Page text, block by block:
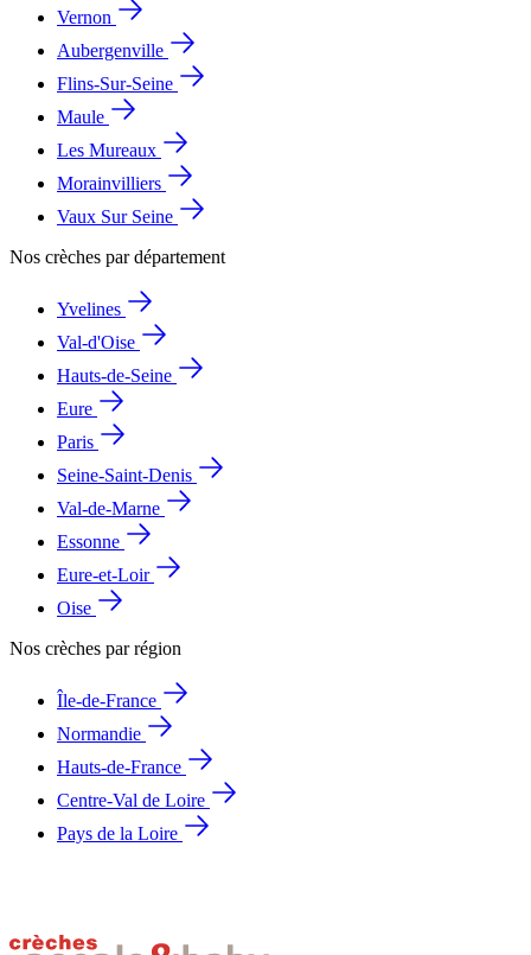
Vernon
Aubergenville
Flins-Sur-Seine
Maule
Les Mureaux
Morainvilliers
Vaux Sur Seine
Nos crèches par département
Yvelines
Val-d'Oise
Hauts-de-Seine
Eure
Paris
Seine-Saint-Denis
Val-de-Marne
Essonne
Eure-et-Loir
Oise
Nos crèches par région
Île-de-France
Normandie
Hauts-de-France
Centre-Val de Loire
Pays de la Loire